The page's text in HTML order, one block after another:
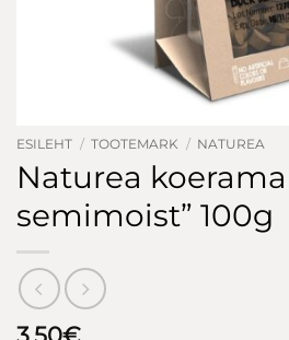
ESILEHT / TOOTEMARK / NATUREA
Naturea
semimoist” 100g